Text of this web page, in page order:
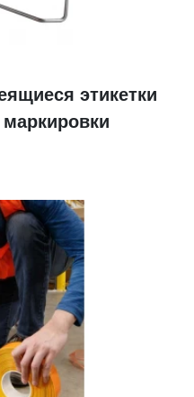
этикетки